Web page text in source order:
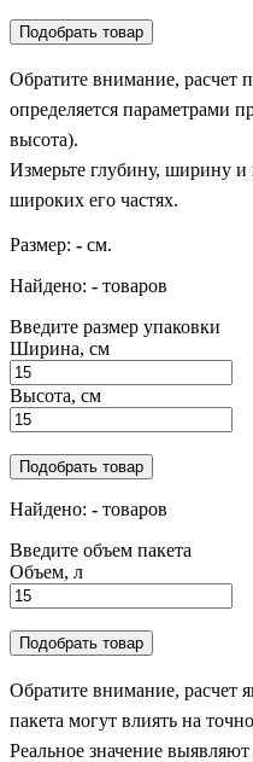
Подобрать товар
Обратите внимание, расчет
определяется параметрами
высота).
Измерьте глубину, ширину и
широких его частях.
Размер: - см.
Найдено: - товаров
Введите размер упаковки
Ширина, см
Высота, см
Подобрать товар
Найдено: - товаров
Введите объем пакета
Объем, л
Подобрать товар
Обратите внимание, расчет
пакета могут влиять на
Реальное значение